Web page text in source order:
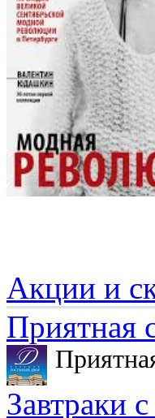
Акции и
Приятная
Завтраки